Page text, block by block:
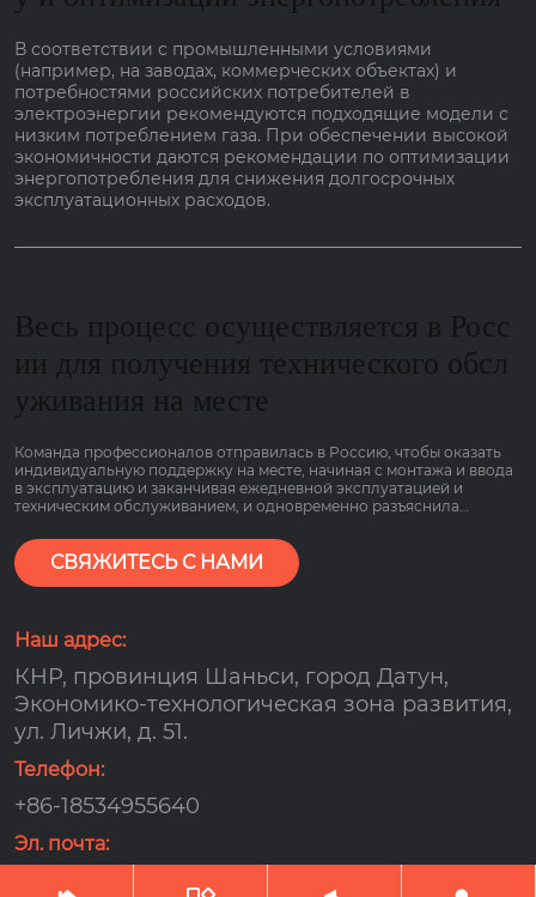
В соответствии с промышленными условиями
(например, на заводах, коммерческих объектах) и
потребностями российских потребителей в
электроэнергии рекомендуются подходящие модели с
низким потреблением газа. При обеспечении высокой
экономичности даются рекомендации по оптимизации
энергопотребления для снижения долгосрочных
эксплуатационных расходов.
Весь процесс осуществляется в Росс
ии для получения технического обсл
уживания на месте
Команда профессионалов отправилась в Россию, чтобы оказать
индивидуальную поддержку на месте, начиная с монтажа и ввода
в эксплуатацию и заканчивая ежедневной эксплуатацией и
техническим обслуживанием, и одновременно разъяснила
потреблением газа и гарантией сроком на 2 года, чтобы клиенты
могли пользоваться им болеею спокойно.
СВЯЖИТЕСЬ С НАМИ
Наш адрес:
КНР, провинция Шаньси, город Датун,
Экономико-технологическая зона развития,
ул. Личжи, д. 51.
Телефон:
+86-18534955640
Эл. почта: